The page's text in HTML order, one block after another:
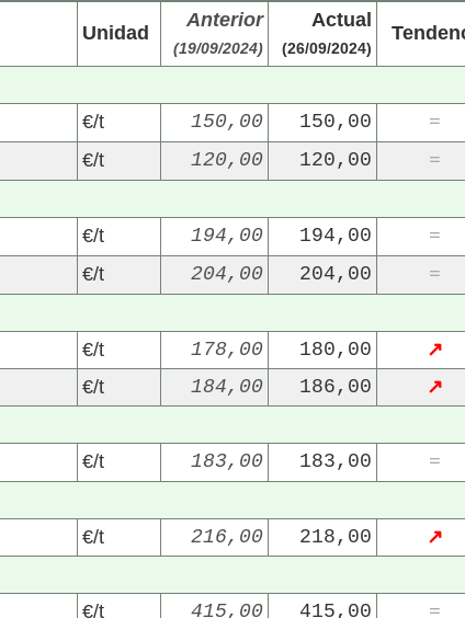
Unidad
Anterior
(19/09/2024)
Actual
(26/09/2024)
€/t 150,00 150,00
=
€/t 120,00 120,00
=
€/t 194,00 194,00
=
€/t 204,00 204,00
=
€/t 178,00 180,00
↗
€/t 184,00 186,00
↗
€/t 183,00 183,00
=
€/t 216,00 218,00
↗
€/t 415,00 415,00
=
22/07/2026